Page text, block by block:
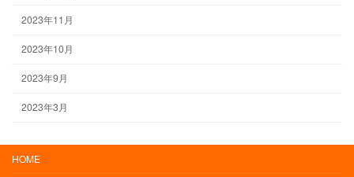
2023年11月
2023年10月
2023年9月
2023年3月
HOME